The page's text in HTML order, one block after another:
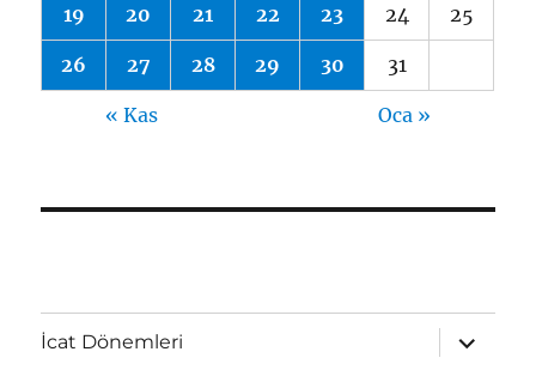
19 20 21 22 23 24 25
26 27 28 29 30 31
« Kas Oca »
İcat Dönemleri
Alt
menüyü